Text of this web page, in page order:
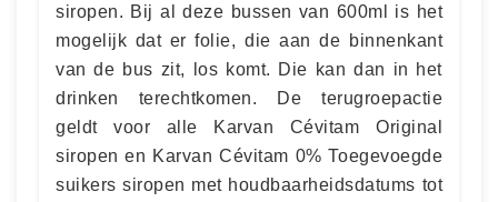
siropen. Bij al deze bussen van 600ml is het
mogelijk dat er folie, die aan de binnenkant
van de bus zit, los komt. Die kan dan in het
drinken terechtkomen. De terugroepactie
geldt voor alle Karvan Cévitam Original
siropen en Karvan Cévitam 0% Toegevoegde
suikers siropen met houdbaarheidsdatums tot